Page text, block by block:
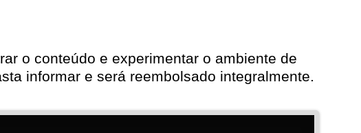
o conteúdo e experimentar o ambiente de
informar e será reembolsado integralmente.